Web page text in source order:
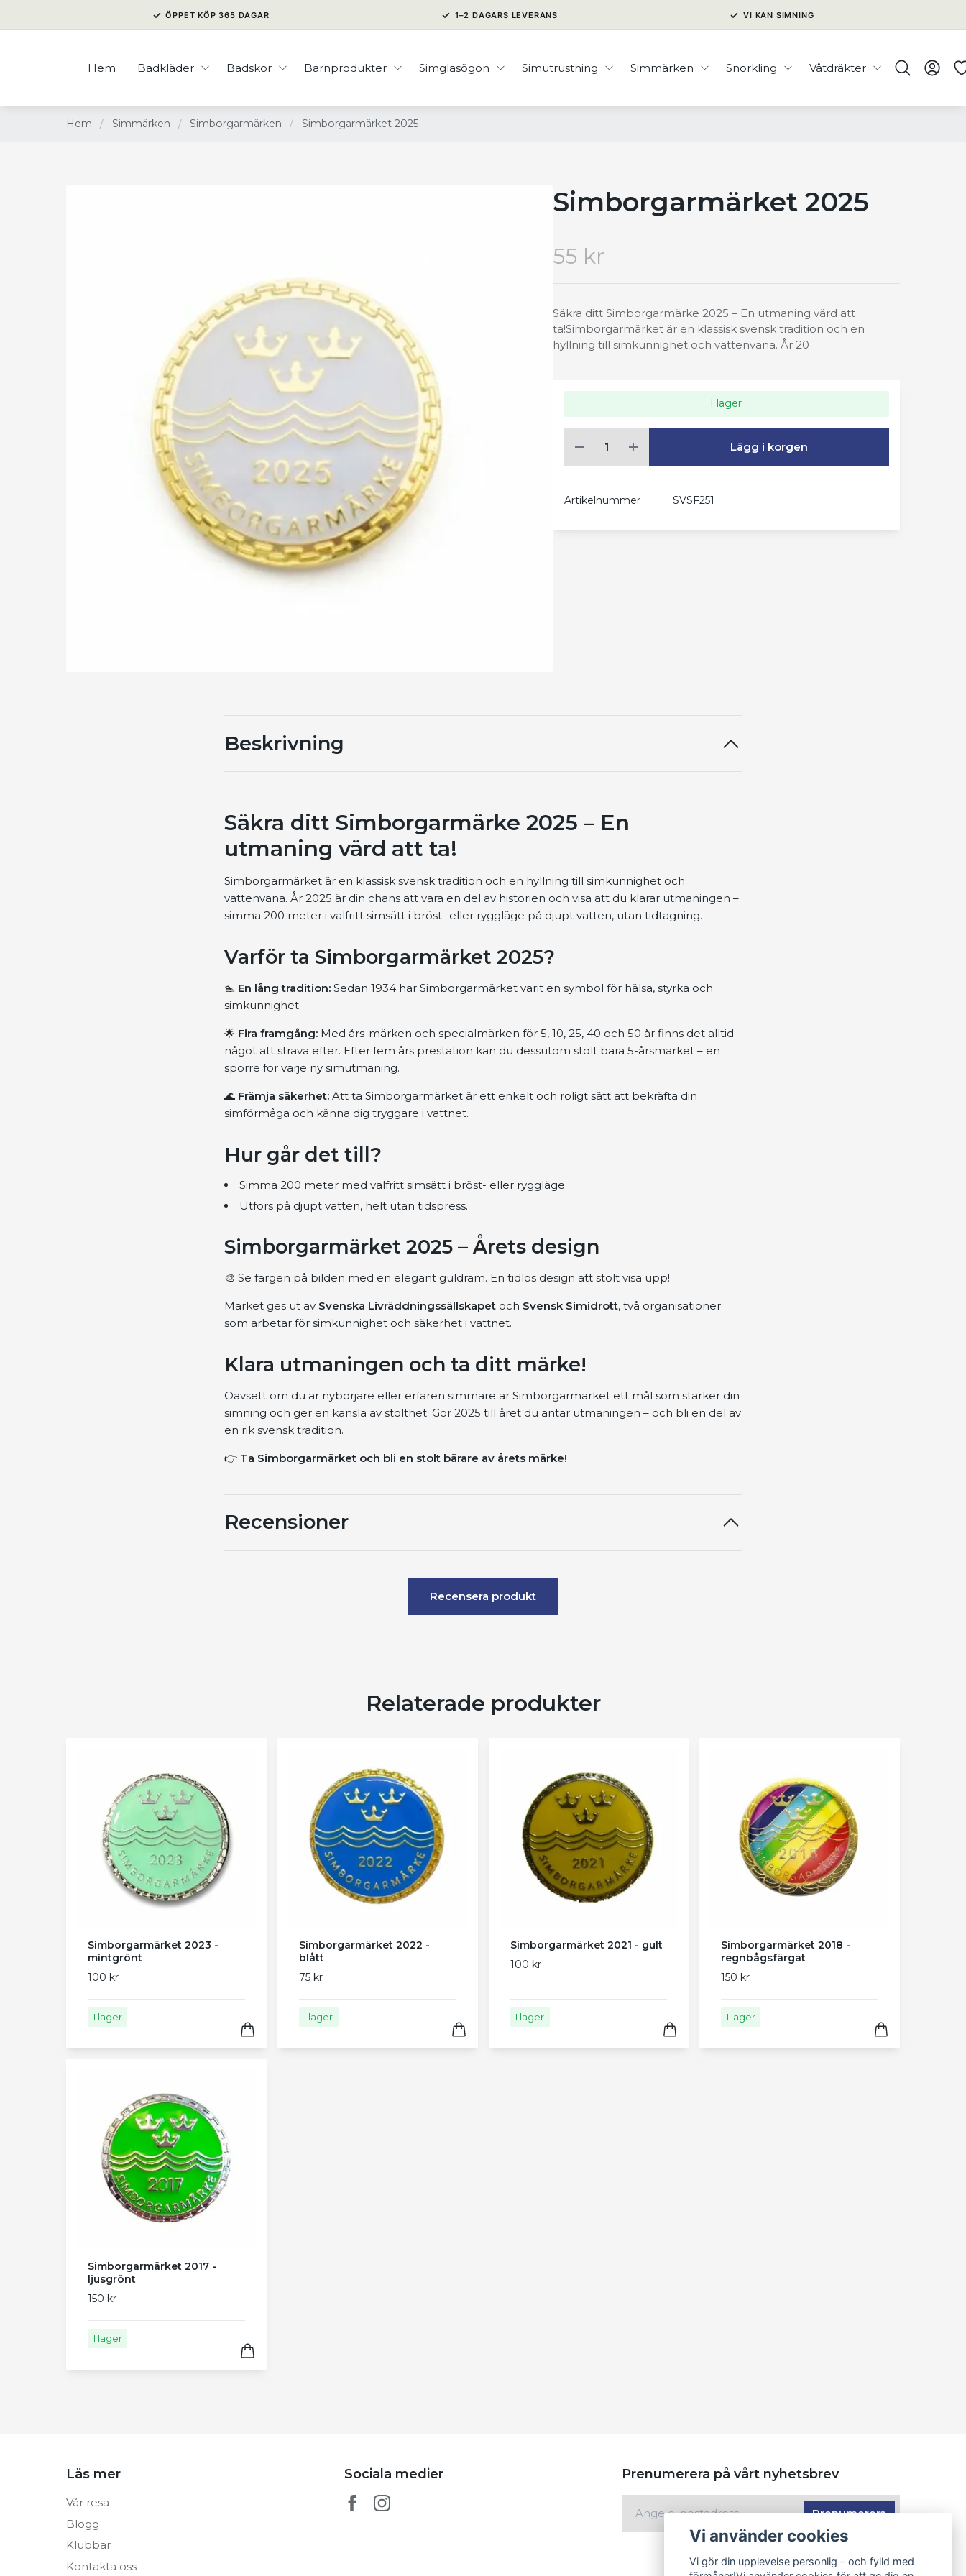
✓ ÖPPET KÖP 365 DAGAR ✓ 1–2 DAGARS LEVERANS ✓ VI KAN SIMNING
Hem Badkläder Badskor Barnprodukter Simglasögon Simutrustning Simmärken Snorkling Våtdräkter
Hem / Simmärken / Simborgarmärken / Simborgarmärket 2025
Simborgarmärket 2025
55 kr
Säkra ditt Simborgarmärke 2025 – En utmaning värd att
ta!Simborgarmärket är en klassisk svensk tradition och en
hyllning till simkunnighet och vattenvana. År 20
I lager
Lägg i korgen
Artikelnummer SVSF251
Beskrivning
Säkra ditt Simborgarmärke 2025 – En
utmaning värd att ta!
Simborgarmärket är en klassisk svensk tradition och en hyllning till simkunnighet och
vattenvana. År 2025 är din chans att vara en del av historien och visa att du klarar utmaningen –
simma 200 meter i valfritt simsätt i bröst- eller ryggläge på djupt vatten, utan tidtagning.
Varför ta Simborgarmärket 2025?
🏊 En lång tradition: Sedan 1934 har Simborgarmärket varit en symbol för hälsa, styrka och
simkunnighet.
🌟 Fira framgång: Med års-märken och specialmärken för 5, 10, 25, 40 och 50 år finns det alltid
något att sträva efter. Efter fem års prestation kan du dessutom stolt bära 5-årsmärket – en
sporre för varje ny simutmaning.
🌊 Främja säkerhet: Att ta Simborgarmärket är ett enkelt och roligt sätt att bekräfta din
simförmåga och känna dig tryggare i vattnet.
Hur går det till?
Simma 200 meter med valfritt simsätt i bröst- eller ryggläge.
Utförs på djupt vatten, helt utan tidspress.
Simborgarmärket 2025 – Årets design
🎨 Se färgen på bilden med en elegant guldram. En tidlös design att stolt visa upp!
Märket ges ut av Svenska Livräddningssällskapet och Svensk Simidrott, två organisationer
som arbetar för simkunnighet och säkerhet i vattnet.
Klara utmaningen och ta ditt märke!
Oavsett om du är nybörjare eller erfaren simmare är Simborgarmärket ett mål som stärker din
simning och ger en känsla av stolthet. Gör 2025 till året du antar utmaningen – och bli en del av
en rik svensk tradition.
👉 Ta Simborgarmärket och bli en stolt bärare av årets märke!
Recensioner
Recensera produkt
Relaterade produkter
Simborgarmärket 2023 -
mintgrönt
100 kr
I lager
Simborgarmärket 2022 -
blått
75 kr
I lager
Simborgarmärket 2021 - gult
100 kr
I lager
Simborgarmärket 2018 -
regnbågsfärgat
150 kr
I lager
Simborgarmärket 2017 -
ljusgrönt
150 kr
I lager
Läs mer
Vår resa
Blogg
Klubbar
Kontakta oss
Sociala medier Prenumerera på vårt nyhetsbrev
Prenumerera
Vi använder cookies
Vi gör din upplevelse personlig – och fylld med